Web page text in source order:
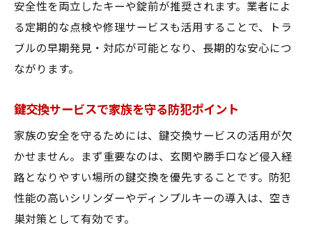
安全性を両立したキーや錠前が推奨されます。業者によ
る定期的な点検や修理サービスも活用することで、トラ
ブルの早期発見・対応が可能となり、長期的な安心につ
ながります。
鍵交換サービスで家族を守る防犯ポイント
家族の安全を守るためには、鍵交換サービスの活用が欠
かせません。まず重要なのは、玄関や勝手口など侵入経
路となりやすい場所の鍵交換を優先することです。防犯
性能の高いシリンダーやディンプルキーの導入は、空き
巣対策として有効です。